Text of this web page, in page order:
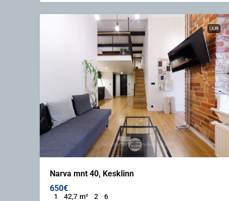
ÜÜR
Narva mnt 40, Kesklinn
650€
1 42,7 m² 2 6